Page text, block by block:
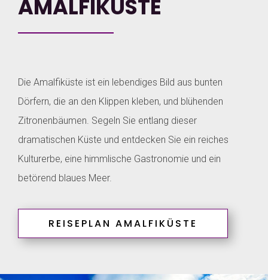
AMALFIKÜSTE
Die Amalfiküste ist ein lebendiges Bild aus bunten
Dörfern, die an den Klippen kleben, und blühenden
Zitronenbäumen. Segeln Sie entlang dieser
dramatischen Küste und entdecken Sie ein reiches
Kulturerbe, eine himmlische Gastronomie und ein
betörend blaues Meer.
REISEPLAN AMALFIKÜSTE